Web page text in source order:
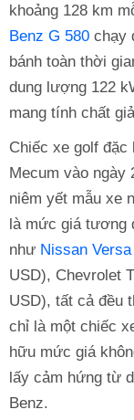
khoảng 128 km
Benz G 580 chạy
bánh toàn thời
dung lượng 122
mang tính chất
Chiếc xe golf
Mecum vào
niêm yết mẫu xe
là mức giá tương
như Nissan Versa
USD), Chevrolet
USD), tất cả đều
chỉ là một chiếc
hữu mức giá
lấy cảm hứng từ
Benz.